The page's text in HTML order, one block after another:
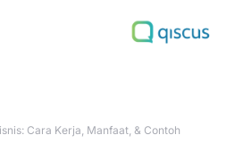
Cara Kerja, Manfaat, & Contoh